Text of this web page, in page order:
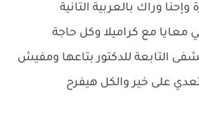
وراك بالعربية التانية
معايا مع كراميلا وكل حاجة
التابعة للدكتور بتاعها ومفيش
على خير والكل هيفرح